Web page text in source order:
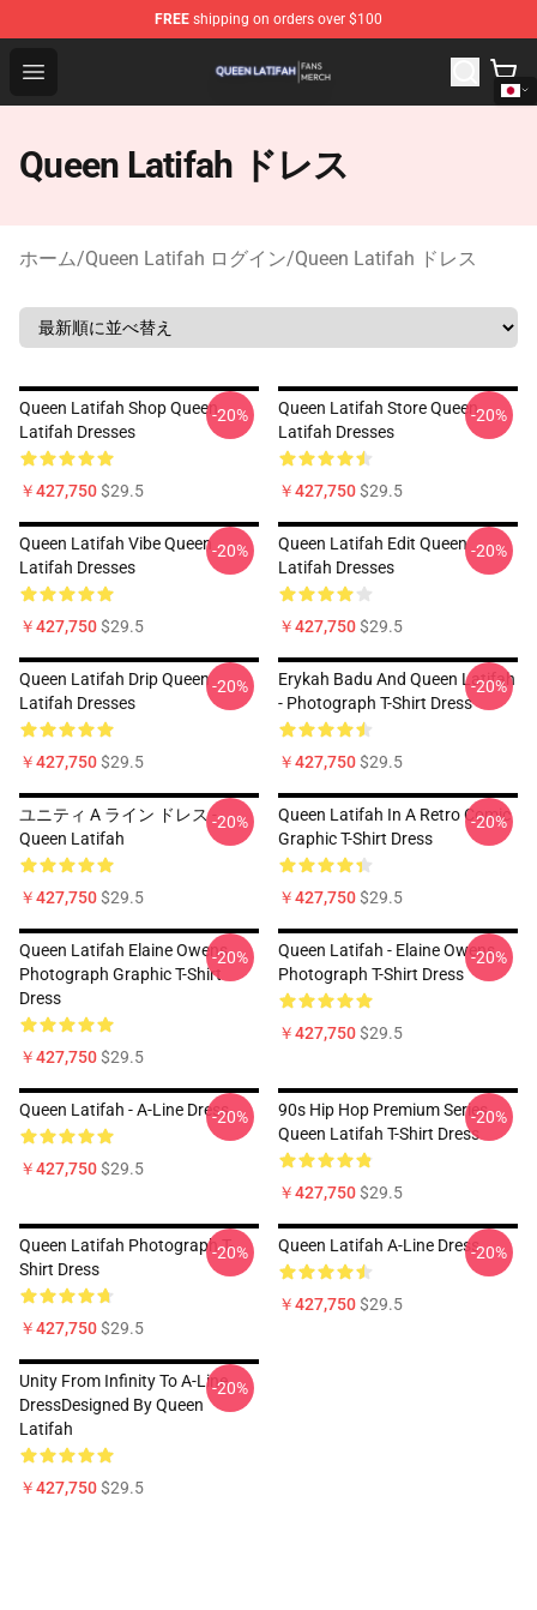
FREE shipping on orders over $100
Open menu
Queen Latifah Shop - Official Queen Latifah
Queen Latifah ドレス
ホーム/Queen Latifah ログイン/Queen Latifah ドレス
Queen Latifah Shop Queen
Latifah Dresses
￥427,750$29.5
-20%
Queen Latifah Store Queen
Latifah Dresses
￥427,750$29.5
-20%
Queen Latifah Vibe Queen
Latifah Dresses
￥427,750$29.5
-20%
Queen Latifah Edit Queen
Latifah Dresses
￥427,750$29.5
-20%
Queen Latifah Drip Queen
Latifah Dresses
￥427,750$29.5
-20%
Erykah Badu And Queen Latifah
- Photograph T-Shirt Dress
￥427,750$29.5
-20%
ユニティ A ライン ドレス -
Queen Latifah
￥427,750$29.5
-20%
Queen Latifah In A Retro Comic
Graphic T-Shirt Dress
￥427,750$29.5
-20%
Queen Latifah Elaine Owens
Photograph Graphic T-Shirt
Dress
￥427,750$29.5
-20%
Queen Latifah - Elaine Owens
Photograph T-Shirt Dress
￥427,750$29.5
-20%
Queen Latifah - A-Line Dress
￥427,750$29.5
-20%
90s Hip Hop Premium Series
Queen Latifah T-Shirt Dress
￥427,750$29.5
-20%
Queen Latifah Photograph T-
Shirt Dress
￥427,750$29.5
-20% Queen Latifah A-Line Dress
￥427,750$29.5
-20%
Unity From Infinity To A-Line
DressDesigned By Queen
Latifah
￥427,750$29.5
-20%